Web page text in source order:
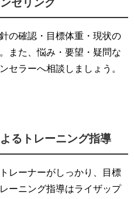
セリング
の確認・目標体重・現状の
また、悩み・要望・疑問な
セラーへ相談しましょう。
るトレーニング指導
レーナーがしっかり、目標
ーニング指導はライザップ